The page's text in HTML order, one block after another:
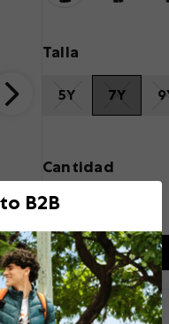
Talla
5Y 7Y
Cantidad
Descripción
B2B